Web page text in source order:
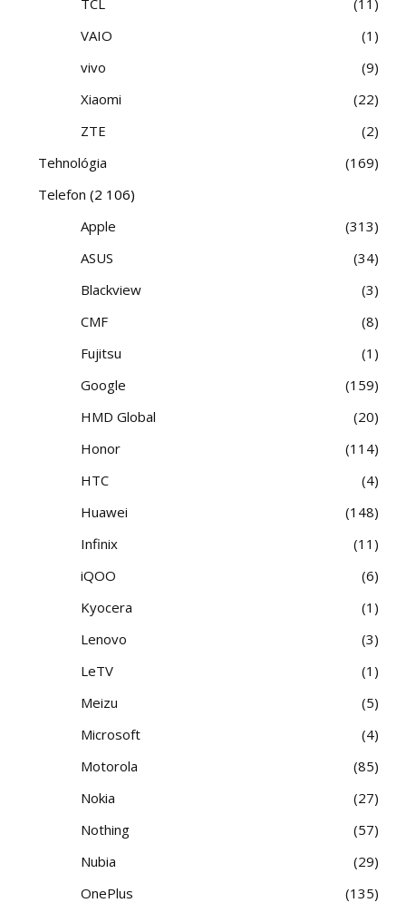
VAIO
1
vivo
9
Xiaomi
22
ZTE
2
Tehnológia
169
Telefon (2 106)
Apple
313
ASUS
34
Blackview
3
CMF
8
Fujitsu
1
Google
159
HMD Global
20
Honor
114
HTC
4
Huawei
148
Infinix
11
iQOO
6
Kyocera
1
Lenovo
3
LeTV
1
Meizu
5
Microsoft
4
Motorola
85
Nokia
27
Nothing
57
Nubia
29
OnePlus
135